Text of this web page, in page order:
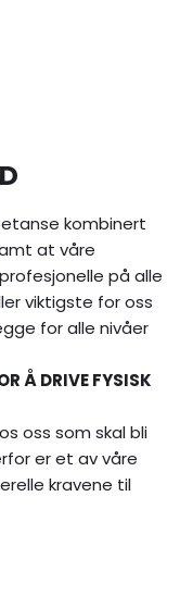
kombinert
at våre
på alle
viktigste for oss
for alle nivåer
Å DRIVE FYSISK
oss som skal bli
er et av våre
kravene til